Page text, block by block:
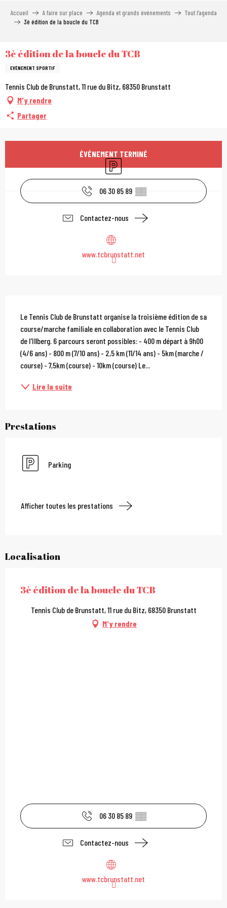
Accueil A faire sur place Agenda et grands événements
Tout l’agenda
3è édition de la boucle du TCB
3è édition de la boucle du TCB
EVÈNEMENT SPORTIF
Tennis Club de Brunstatt, 11 rue du Bitz, 68350 Brunstatt
M'y rendre
Partager
Ouverture et
ÉVÉNEMENT TERMINÉ
Parking
06 30 85 89 ▒▒
Contactez-nous
www.tcbrunstatt.net
Description
Le Tennis Club de Brunstatt organise la troisième édition de sa
course/marche familiale en collaboration avec le Tennis Club
de l'Illberg. 6 parcours seront possibles: - 400 m départ à 9h00
(4/6 ans) - 800 m (7/10 ans) - 2,5 km (11/14 ans) - 5km (marche /
course) - 7,5km (course) - 10km (course) Le...
Lire la suite
Prestations
Parking
Afficher toutes les prestations
Localisation
3è édition de la boucle du TCB
Tennis Club de Brunstatt, 11 rue du Bitz, 68350 Brunstatt
M'y rendre
06 30 85 89 ▒▒
Contactez-nous
www.tcbrunstatt.net